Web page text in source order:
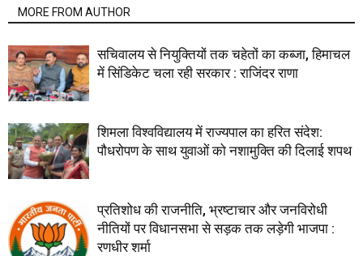
MORE FROM AUTHOR
सचिवालय से नियुक्तियों तक चहेतों का कब्जा, हिमाचल
में सिंडिकेट चला रही सरकार : राजिंदर राणा
शिमला विश्वविद्यालय में राज्यपाल का हरित संदेश:
पौधरोपण के साथ युवाओं को नशामुक्ति की दिलाई शपथ
प्रतिशोध की राजनीति, भ्रष्टाचार और जनविरोधी
नीतियों पर विधानसभा से सड़क तक लड़ेगी भाजपा :
रणधीर शर्मा